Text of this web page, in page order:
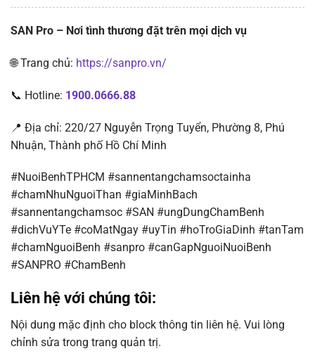
SAN Pro – Nơi tình thương đặt trên mọi dịch vụ
🌐 Trang chủ: https://sanpro.vn/
📞 Hotline: 1900.0666.88
📍 Địa chỉ: 220/27 Nguyễn Trọng Tuyển, Phường 8, Phú
Nhuận, Thành phố Hồ Chí Minh
#NuoiBenhTPHCM #sannentangchamsoctainha
#chamNhuNguoiThan #giaMinhBach
#sannentangchamsoc #SAN #ungDungChamBenh
#dichVuYTe #coMatNgay #uyTin #hoTroGiaDinh #tanTam
#chamNguoiBenh #sanpro #canGapNguoiNuoiBenh
#SANPRO #ChamBenh
Liên hệ với chúng tôi:
Nội dung mặc định cho block thông tin liên hệ. Vui lòng
chỉnh sửa trong trang quản trị.